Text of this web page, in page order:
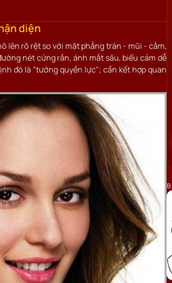
diện
lên rõ rệt so với mặt phẳng trán - mũi - cằm,
nét cứng rắn, ánh mắt sâu, biểu cảm dễ
đó là "tướng quyền lực"; cần kết hợp quan